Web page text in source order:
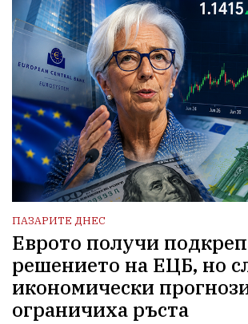
ПАЗАРИТЕ ДНЕС
Еврото получи
решението на ЕЦБ, но
икономически
ограничиха ръста